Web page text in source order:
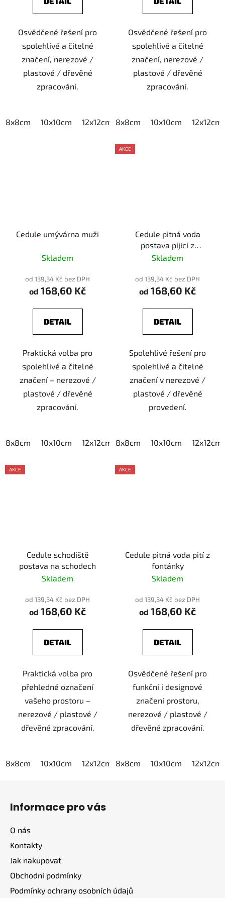
Osvědčené řešení pro
spolehlivé a čitelné
značení, nerezové /
plastové / dřevěné
zpracování.
8x8cm 10x10cm 12x12cm 15x15cm 20x20cm
Osvědčené řešení pro
spolehlivé a čitelné
značení, nerezové /
plastové / dřevěné
zpracování.
8x8cm 10x10cm 12x12cm
Cedule umývárna muži
Skladem
od 139,34 Kč bez DPH
od 168,60 Kč
DETAIL
Praktická volba pro
spolehlivé a čitelné
značení – nerezové /
plastové / dřevěné
zpracování.
8x8cm 10x10cm 12x12cm 15x15cm 20x20cm
AKCE
Cedule pitná voda
postava pijící z
kohoutku
Skladem
od 139,34 Kč bez DPH
od 168,60 Kč
DETAIL
Spolehlivé řešení pro
spolehlivé a čitelné
značení v nerezové /
plastové / dřevěné
provedení.
8x8cm 10x10cm 12x12cm
AKCE
Cedule schodiště
postava na schodech
Skladem
od 139,34 Kč bez DPH
od 168,60 Kč
DETAIL
Praktická volba pro
přehledné označení
vašeho prostoru –
nerezové / plastové /
dřevěné zpracování.
8x8cm 10x10cm 12x12cm 15x15cm 20x20cm
AKCE
Cedule pitná voda pití z
fontánky
Skladem
od 139,34 Kč bez DPH
od 168,60 Kč
DETAIL
Osvědčené řešení pro
funkční i designové
značení prostoru,
nerezové / plastové /
dřevěné zpracování.
8x8cm 10x10cm 12x12cm
Informace pro vás
O nás
Kontakty
Jak nakupovat
Obchodní podmínky
Podmínky ochrany osobních údajů